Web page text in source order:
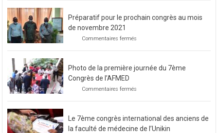
Préparatif pour le prochain congrès au mois
de novembre 2021
Commentaires fermés
prochain
de
2021
Photo de la première journée du 7ème
Congrès de l’AFMED
Commentaires fermés
première
journée
Le 7ème congrès international des anciens de
la faculté de médecine de l’Unikin